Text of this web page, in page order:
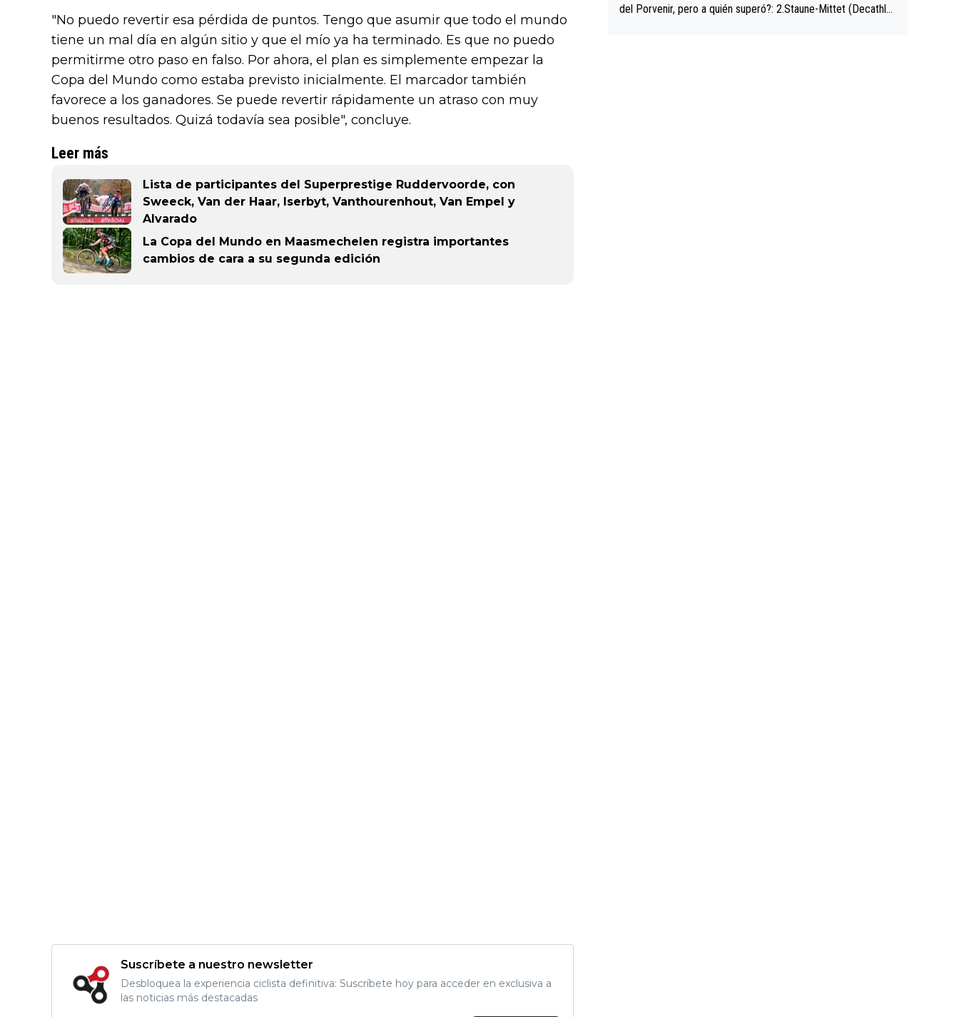
"No puedo revertir esa pérdida de puntos. Tengo que asumir que todo el mundo
tiene un mal día en algún sitio y que el mío ya ha terminado. Es que no puedo
permitirme otro paso en falso. Por ahora, el plan es simplemente empezar la
Copa del Mundo como estaba previsto inicialmente. El marcador también
favorece a los ganadores. Se puede revertir rápidamente un atraso con muy
buenos resultados. Quizá todavía sea posible", concluye.
Leer más
Lista de participantes del Superprestige Ruddervoorde, con
Sweeck, Van der Haar, Iserbyt, Vanthourenhout, Van Empel y
Alvarado
La Copa del Mundo en Maasmechelen registra importantes
cambios de cara a su segunda edición
Suscríbete a nuestro newsletter
Desbloquea la experiencia ciclista definitiva: Suscríbete hoy para acceder en exclusiva a
las noticias más destacadas
del Porvenir, pero a quién superó?: 2.Staune-Mittet (Decathlo